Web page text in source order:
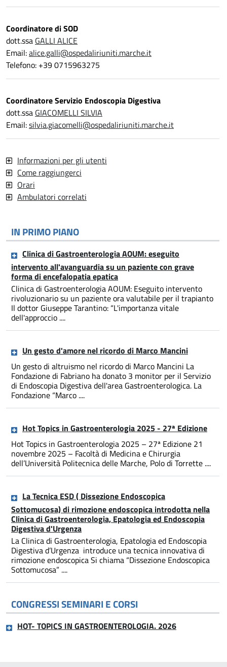
Coordinatore di SOD
dott.ssa GALLI ALICE
Email:alice.galli@ospedaliriuniti.marche.it
Telefono: +39 0715963275
Coordinatore Servizio Endoscopia Digestiva
dott.ssa GIACOMELLI SILVIA
Email:silvia.giacomelli@ospedaliriuniti.marche.it
Informazioni per gli utenti
Come raggiungerci
Orari
Ambulatori correlati
IN PRIMO PIANO
Clinica di Gastroenterologia AOUM: eseguito
intervento all'avanguardia su un paziente con grave
forma di encefalopatia epatica
Clinica di Gastroenterologia AOUM: Eseguito intervento
rivoluzionario su un paziente ora valutabile per il trapianto
Il dottor Giuseppe Tarantino: “L'importanza vitale
dell'approccio ....
Un gesto d'amore nel ricordo di Marco Mancini
Un gesto di altruismo nel ricordo di Marco Mancini La
Fondazione di Fabriano ha donato 3 monitor per il Servizio
di Endoscopia Digestiva dell'area Gastroenterologica. La
Fondazione “Marco ....
Hot Topics in Gastroenterologia 2025 - 27ª Edizione
Hot Topics in Gastroenterologia 2025 – 27ª Edizione 21
novembre 2025 – Facoltà di Medicina e Chirurgia
dell’Università Politecnica delle Marche, Polo di Torrette ....
La Tecnica ESD ( Dissezione Endoscopica
Sottomucosa) di rimozione endoscopica introdotta nella
Clinica di Gastroenterologia, Epatologia ed Endoscopia
Digestiva d'Urgenza
La Clinica di Gastroenterologia, Epatologia ed Endoscopia
Digestiva d’Urgenza introduce una tecnica innovativa di
rimozione endoscopica Si chiama “Dissezione Endoscopica
Sottomucosa” ....
CONGRESSI SEMINARI E CORSI
HOT- TOPICS IN GASTROENTEROLOGIA. 2026